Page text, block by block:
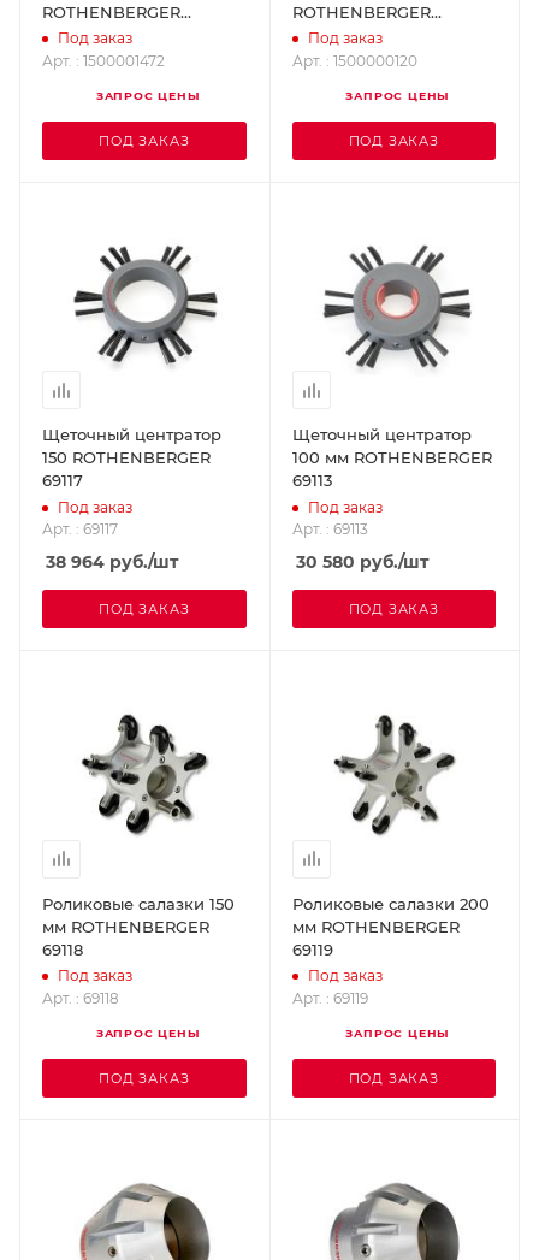
ROTHENBERGER
1500001472
Под заказ
Арт. : 1500001472
ЗАПРОС ЦЕНЫ
ПОД ЗАКАЗ
ROTHENBERGER
1500000120
Под заказ
Арт. : 1500000120
ЗАПРОС ЦЕНЫ
ПОД ЗАКАЗ
Щеточный центратор
150 ROTHENBERGER
69117
Под заказ
Арт. : 69117
38 964 руб./шт
ПОД ЗАКАЗ
Щеточный центратор
100 мм ROTHENBERGER
69113
Под заказ
Арт. : 69113
30 580 руб./шт
ПОД ЗАКАЗ
Роликовые салазки 150
мм ROTHENBERGER
69118
Под заказ
Арт. : 69118
ЗАПРОС ЦЕНЫ
ПОД ЗАКАЗ
Роликовые салазки 200
мм ROTHENBERGER
69119
Под заказ
Арт. : 69119
ЗАПРОС ЦЕНЫ
ПОД ЗАКАЗ